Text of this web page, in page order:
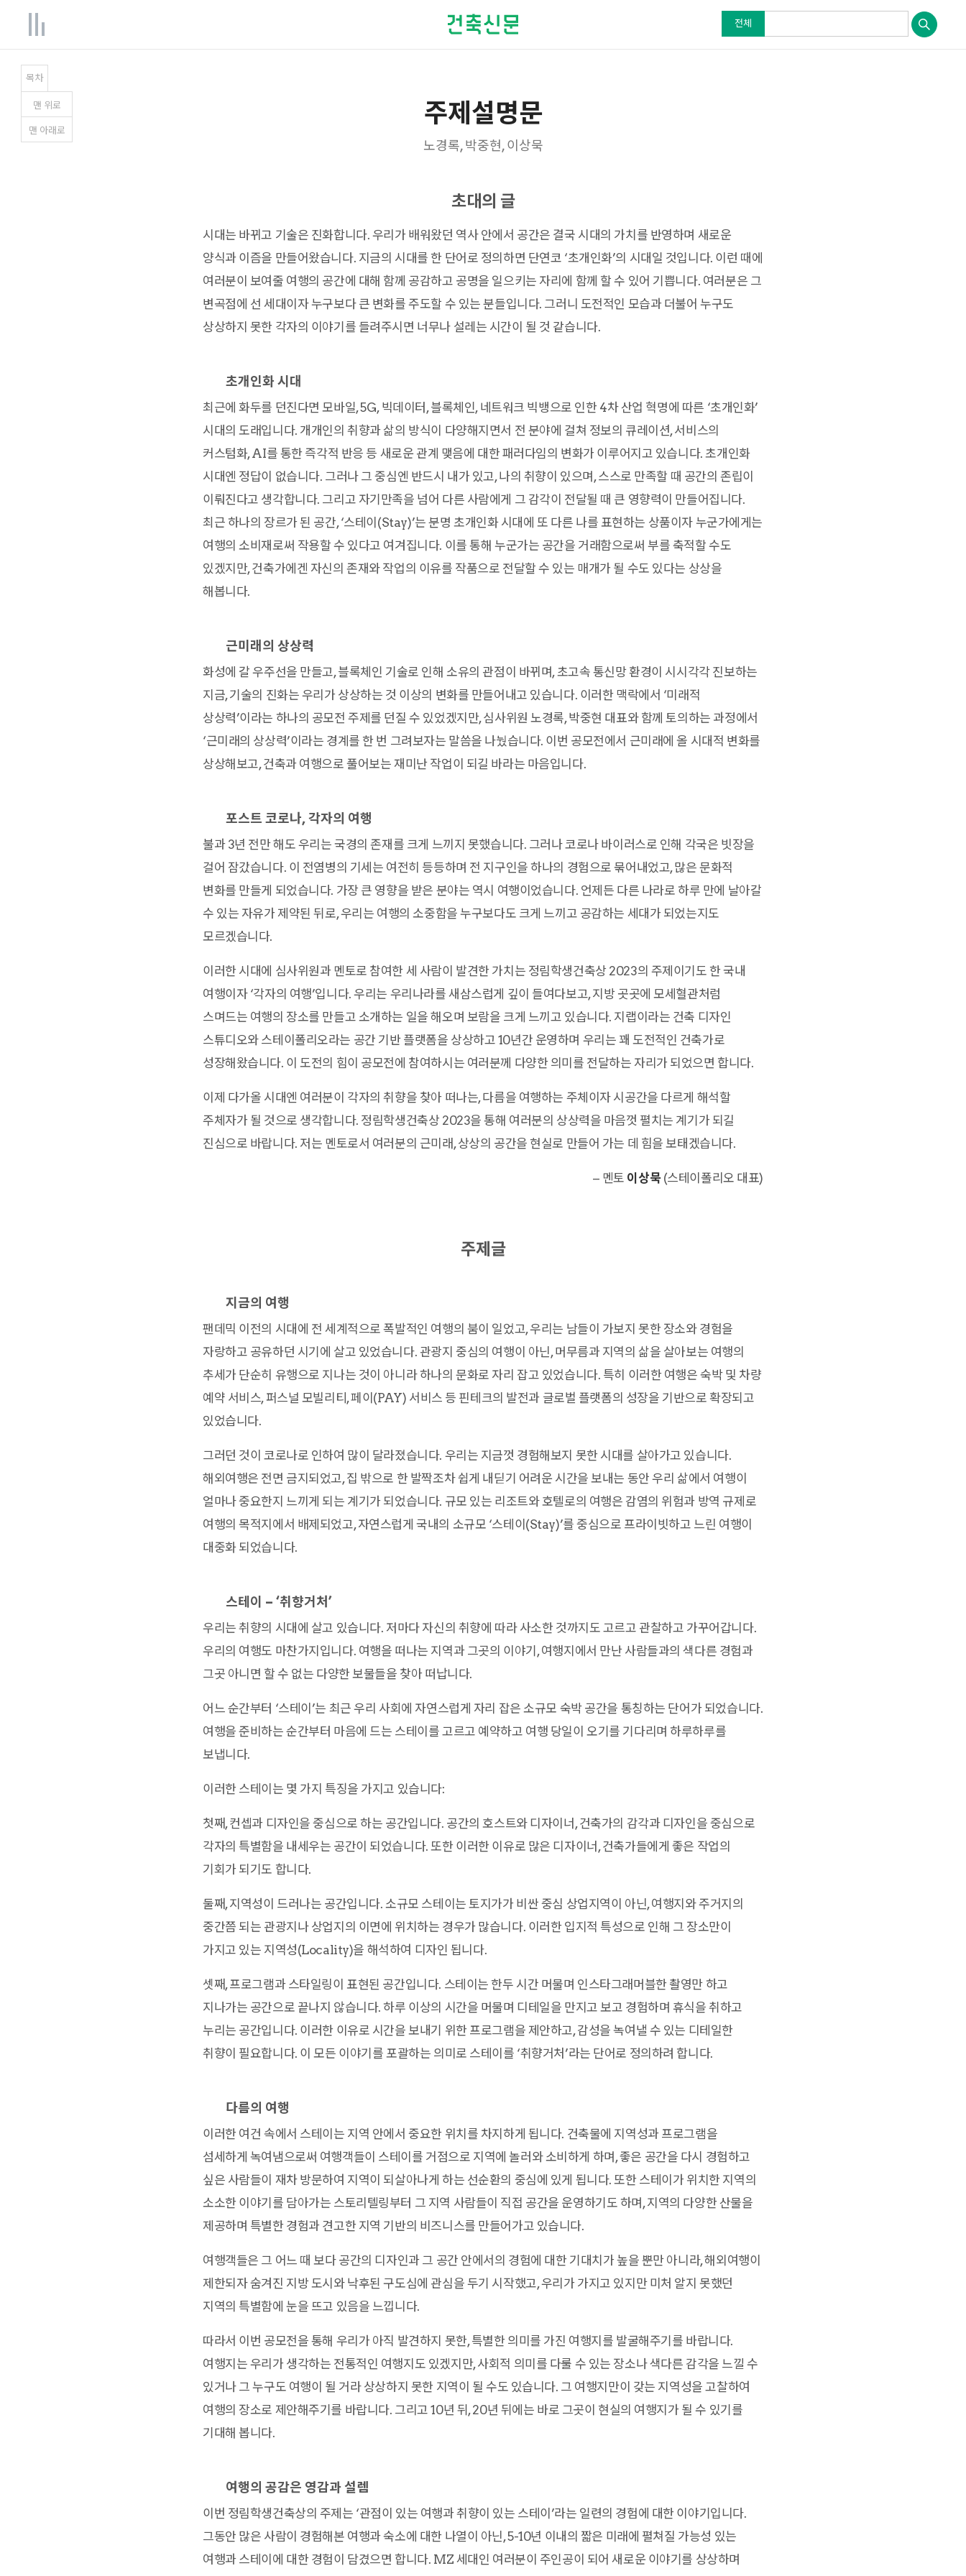
전체
목차
주제설명문
노경록, 박중현, 이상묵
초대의 글
시대는 바뀌고 기술은 진화합니다. 우리가 배워왔던 역사 안에서 공간은 결국 시대의 가치를 반영하며 새로운
양식과 이즘을 만들어왔습니다. 지금의 시대를 한 단어로 정의하면 단연코 ‘초개인화’의 시대일 것입니다. 이런 때에
여러분이 보여줄 여행의 공간에 대해 함께 공감하고 공명을 일으키는 자리에 함께 할 수 있어 기쁩니다. 여러분은 그
변곡점에 선 세대이자 누구보다 큰 변화를 주도할 수 있는 분들입니다. 그러니 도전적인 모습과 더불어 누구도
상상하지 못한 각자의 이야기를 들려주시면 너무나 설레는 시간이 될 것 같습니다.
초개인화 시대
최근에 화두를 던진다면 모바일, 5G, 빅데이터, 블록체인, 네트워크 빅뱅으로 인한 4차 산업 혁명에 따른 ‘초개인화’
시대의 도래입니다. 개개인의 취향과 삶의 방식이 다양해지면서 전 분야에 걸쳐 정보의 큐레이션, 서비스의
커스텀화, AI를 통한 즉각적 반응 등 새로운 관계 맺음에 대한 패러다임의 변화가 이루어지고 있습니다. 초개인화
시대엔 정답이 없습니다. 그러나 그 중심엔 반드시 내가 있고, 나의 취향이 있으며, 스스로 만족할 때 공간의 존립이
이뤄진다고 생각합니다. 그리고 자기만족을 넘어 다른 사람에게 그 감각이 전달될 때 큰 영향력이 만들어집니다.
최근 하나의 장르가 된 공간, ‘스테이(Stay)’는 분명 초개인화 시대에 또 다른 나를 표현하는 상품이자 누군가에게는
여행의 소비재로써 작용할 수 있다고 여겨집니다. 이를 통해 누군가는 공간을 거래함으로써 부를 축적할 수도
있겠지만, 건축가에겐 자신의 존재와 작업의 이유를 작품으로 전달할 수 있는 매개가 될 수도 있다는 상상을
해봅니다.
근미래의 상상력
화성에 갈 우주선을 만들고, 블록체인 기술로 인해 소유의 관점이 바뀌며, 초고속 통신망 환경이 시시각각 진보하는
지금, 기술의 진화는 우리가 상상하는 것 이상의 변화를 만들어내고 있습니다. 이러한 맥락에서 ‘미래적
상상력’이라는 하나의 공모전 주제를 던질 수 있었겠지만, 심사위원 노경록, 박중현 대표와 함께 토의하는 과정에서
‘근미래의 상상력’이라는 경계를 한 번 그려보자는 말씀을 나눴습니다. 이번 공모전에서 근미래에 올 시대적 변화를
상상해보고, 건축과 여행으로 풀어보는 재미난 작업이 되길 바라는 마음입니다.
포스트 코로나, 각자의 여행
불과 3년 전만 해도 우리는 국경의 존재를 크게 느끼지 못했습니다. 그러나 코로나 바이러스로 인해 각국은 빗장을
걸어 잠갔습니다. 이 전염병의 기세는 여전히 등등하며 전 지구인을 하나의 경험으로 묶어내었고, 많은 문화적
변화를 만들게 되었습니다. 가장 큰 영향을 받은 분야는 역시 여행이었습니다. 언제든 다른 나라로 하루 만에 날아갈
수 있는 자유가 제약된 뒤로, 우리는 여행의 소중함을 누구보다도 크게 느끼고 공감하는 세대가 되었는지도
모르겠습니다.
이러한 시대에 심사위원과 멘토로 참여한 세 사람이 발견한 가치는 정림학생건축상 2023의 주제이기도 한 국내
여행이자 ‘각자의 여행’입니다. 우리는 우리나라를 새삼스럽게 깊이 들여다보고, 지방 곳곳에 모세혈관처럼
스며드는 여행의 장소를 만들고 소개하는 일을 해오며 보람을 크게 느끼고 있습니다. 지랩이라는 건축 디자인
스튜디오와 스테이폴리오라는 공간 기반 플랫폼을 상상하고 10년간 운영하며 우리는 꽤 도전적인 건축가로
성장해왔습니다. 이 도전의 힘이 공모전에 참여하시는 여러분께 다양한 의미를 전달하는 자리가 되었으면 합니다.
이제 다가올 시대엔 여러분이 각자의 취향을 찾아 떠나는, 다름을 여행하는 주체이자 시공간을 다르게 해석할
주체자가 될 것으로 생각합니다. 정림학생건축상 2023을 통해 여러분의 상상력을 마음껏 펼치는 계기가 되길
진심으로 바랍니다. 저는 멘토로서 여러분의 근미래, 상상의 공간을 현실로 만들어 가는 데 힘을 보태겠습니다.
– 멘토 이상묵(스테이폴리오 대표)
주제글
지금의 여행
팬데믹 이전의 시대에 전 세계적으로 폭발적인 여행의 붐이 일었고, 우리는 남들이 가보지 못한 장소와 경험을
자랑하고 공유하던 시기에 살고 있었습니다. 관광지 중심의 여행이 아닌, 머무름과 지역의 삶을 살아보는 여행의
추세가 단순히 유행으로 지나는 것이 아니라 하나의 문화로 자리 잡고 있었습니다. 특히 이러한 여행은 숙박 및 차량
예약 서비스, 퍼스널 모빌리티, 페이(PAY) 서비스 등 핀테크의 발전과 글로벌 플랫폼의 성장을 기반으로 확장되고
있었습니다.
그러던 것이 코로나로 인하여 많이 달라졌습니다. 우리는 지금껏 경험해보지 못한 시대를 살아가고 있습니다.
해외여행은 전면 금지되었고, 집 밖으로 한 발짝조차 쉽게 내딛기 어려운 시간을 보내는 동안 우리 삶에서 여행이
얼마나 중요한지 느끼게 되는 계기가 되었습니다. 규모 있는 리조트와 호텔로의 여행은 감염의 위험과 방역 규제로
여행의 목적지에서 배제되었고, 자연스럽게 국내의 소규모 ‘스테이(Stay)’를 중심으로 프라이빗하고 느린 여행이
대중화 되었습니다.
스테이 – ‘취향거처’
우리는 취향의 시대에 살고 있습니다. 저마다 자신의 취향에 따라 사소한 것까지도 고르고 관찰하고 가꾸어갑니다.
우리의 여행도 마찬가지입니다. 여행을 떠나는 지역과 그곳의 이야기, 여행지에서 만난 사람들과의 색다른 경험과
그곳 아니면 할 수 없는 다양한 보물들을 찾아 떠납니다.
어느 순간부터 ‘스테이’는 최근 우리 사회에 자연스럽게 자리 잡은 소규모 숙박 공간을 통칭하는 단어가 되었습니다.
여행을 준비하는 순간부터 마음에 드는 스테이를 고르고 예약하고 여행 당일이 오기를 기다리며 하루하루를
보냅니다.
이러한 스테이는 몇 가지 특징을 가지고 있습니다:
첫째, 컨셉과 디자인을 중심으로 하는 공간입니다. 공간의 호스트와 디자이너, 건축가의 감각과 디자인을 중심으로
각자의 특별함을 내세우는 공간이 되었습니다. 또한 이러한 이유로 많은 디자이너, 건축가들에게 좋은 작업의
기회가 되기도 합니다.
둘째, 지역성이 드러나는 공간입니다. 소규모 스테이는 토지가가 비싼 중심 상업지역이 아닌, 여행지와 주거지의
중간쯤 되는 관광지나 상업지의 이면에 위치하는 경우가 많습니다. 이러한 입지적 특성으로 인해 그 장소만이
가지고 있는 지역성(Locality)을 해석하여 디자인 됩니다.
셋째, 프로그램과 스타일링이 표현된 공간입니다. 스테이는 한두 시간 머물며 인스타그래머블한 촬영만 하고
지나가는 공간으로 끝나지 않습니다. 하루 이상의 시간을 머물며 디테일을 만지고 보고 경험하며 휴식을 취하고
누리는 공간입니다. 이러한 이유로 시간을 보내기 위한 프로그램을 제안하고, 감성을 녹여낼 수 있는 디테일한
취향이 필요합니다. 이 모든 이야기를 포괄하는 의미로 스테이를 ‘취향거처’라는 단어로 정의하려 합니다.
다름의 여행
이러한 여건 속에서 스테이는 지역 안에서 중요한 위치를 차지하게 됩니다. 건축물에 지역성과 프로그램을
섬세하게 녹여냄으로써 여행객들이 스테이를 거점으로 지역에 놀러와 소비하게 하며, 좋은 공간을 다시 경험하고
싶은 사람들이 재차 방문하여 지역이 되살아나게 하는 선순환의 중심에 있게 됩니다. 또한 스테이가 위치한 지역의
소소한 이야기를 담아가는 스토리텔링부터 그 지역 사람들이 직접 공간을 운영하기도 하며, 지역의 다양한 산물을
제공하며 특별한 경험과 견고한 지역 기반의 비즈니스를 만들어가고 있습니다.
여행객들은 그 어느 때 보다 공간의 디자인과 그 공간 안에서의 경험에 대한 기대치가 높을 뿐만 아니라, 해외여행이
제한되자 숨겨진 지방 도시와 낙후된 구도심에 관심을 두기 시작했고, 우리가 가지고 있지만 미처 알지 못했던
지역의 특별함에 눈을 뜨고 있음을 느낍니다.
따라서 이번 공모전을 통해 우리가 아직 발견하지 못한, 특별한 의미를 가진 여행지를 발굴해주기를 바랍니다.
여행지는 우리가 생각하는 전통적인 여행지도 있겠지만, 사회적 의미를 다룰 수 있는 장소나 색다른 감각을 느낄 수
있거나 그 누구도 여행이 될 거라 상상하지 못한 지역이 될 수도 있습니다. 그 여행지만이 갖는 지역성을 고찰하여
여행의 장소로 제안해주기를 바랍니다. 그리고 10년 뒤, 20년 뒤에는 바로 그곳이 현실의 여행지가 될 수 있기를
기대해 봅니다.
여행의 공감은 영감과 설렘
이번 정림학생건축상의 주제는 ‘관점이 있는 여행과 취향이 있는 스테이’라는 일련의 경험에 대한 이야기입니다.
그동안 많은 사람이 경험해본 여행과 숙소에 대한 나열이 아닌, 5-10년 이내의 짧은 미래에 펼쳐질 가능성 있는
여행과 스테이에 대한 경험이 담겼으면 합니다. MZ 세대인 여러분이 주인공이 되어 새로운 이야기를 상상하며
맨 위 로
맨 아래로